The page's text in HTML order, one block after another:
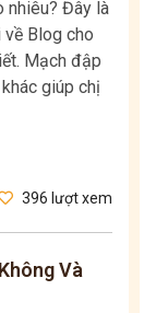
nhiêu? Đây là
Blog cho
Mạch đập
giúp chị
396 lượt xem
Và